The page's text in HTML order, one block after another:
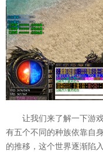
让我们来了解一下游
有五个不同的种族依靠自
的推移，这个世界逐渐陷